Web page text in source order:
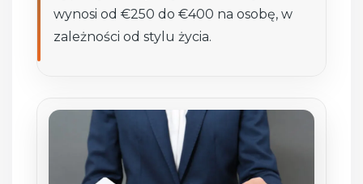
wynosi od €250 do €400 na osobę, w
zależności od stylu życia.